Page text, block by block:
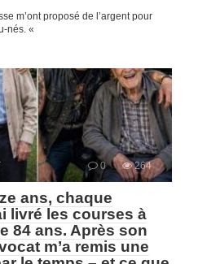
m’ont proposé de l’argent pour
nés. «
0 264
ans, chaque
livré les courses à
84 ans. Après son
m’a remis une